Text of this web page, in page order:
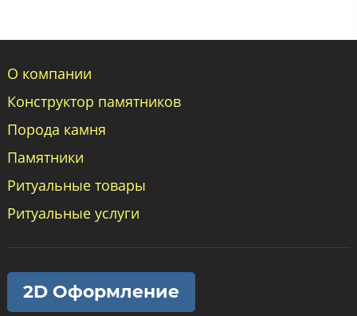
О компании
Конструктор памятников
Порода камня
Памятники
Ритуальные товары
Ритуальные услуги
2D Оформление